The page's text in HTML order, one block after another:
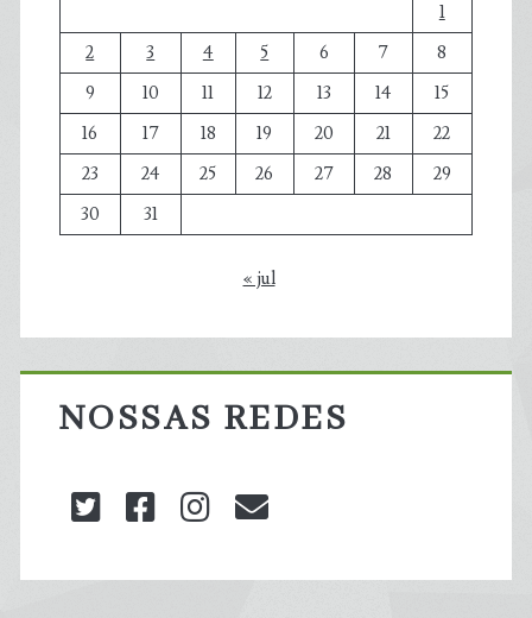
1
2
3 4 5 6 7
8
9
10 11 12 13 14
15
16
17 18 19 20 21
22
23
24 25 26 27 28
29
30
31
« jul
NOSSAS REDES
twitterfacebookinstagram